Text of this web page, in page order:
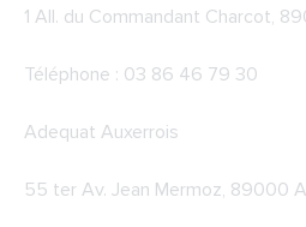
1 All. du Commandant Charcot,
Téléphone : 03 86 46 79 30
Adequat Auxerrois
55 ter Av. Jean Mermoz, 89000